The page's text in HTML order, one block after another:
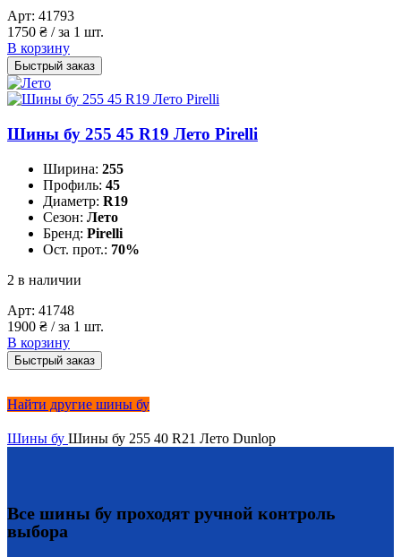
Арт: 41793
1750 ₴ / за 1 шт.
В корзину
Быстрый заказ
Шины бу 255 45 R19 Лето Pirelli
Ширина: 255
Профиль: 45
Диаметр: R19
Сезон: Лето
Бренд: Pirelli
Ост. прот.: 70%
2 в наличии
Арт: 41748
1900 ₴ / за 1 шт.
В корзину
Быстрый заказ
Найти другие шины бу
Шины бу Шины бу 255 40 R21 Лето Dunlop
Все шины бу проходят ручной контроль
выбора